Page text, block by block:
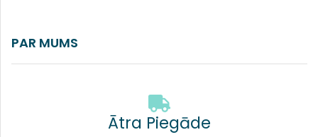
PAR MUMS
Ātra Piegāde